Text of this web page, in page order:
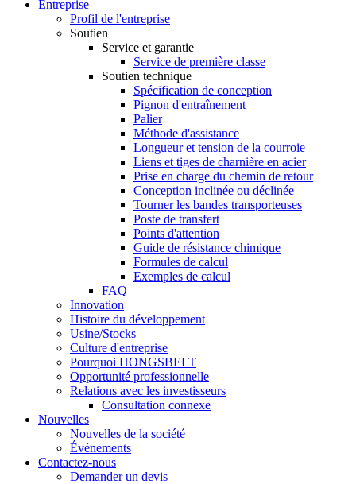
Entreprise
Profil de l'entreprise
Soutien
Service et garantie
Service de première classe
Soutien technique
Spécification de conception
Pignon d'entraînement
Palier
Méthode d'assistance
Longueur et tension de la courroie
Liens et tiges de charnière en acier
Prise en charge du chemin de retour
Conception inclinée ou déclinée
Tourner les bandes transporteuses
Poste de transfert
Points d'attention
Guide de résistance chimique
Formules de calcul
Exemples de calcul
FAQ
Innovation
Histoire du développement
Usine/Stocks
Culture d'entreprise
Pourquoi HONGSBELT
Opportunité professionnelle
Relations avec les investisseurs
Consultation connexe
Nouvelles
Nouvelles de la société
Événements
Contactez-nous
Demander un devis